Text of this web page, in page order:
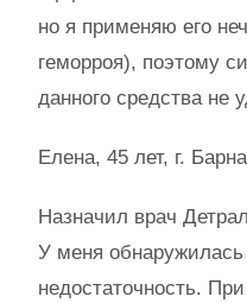
но я применяю его
геморроя), поэтому
данного средства не
Елена, 45 лет, г.
Назначил врач
У меня обнаружилась
недостаточность.